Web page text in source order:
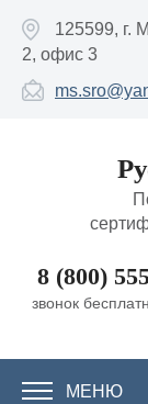
125599, г.
2, офис 3
8 (800)
звонок
МЕНЮ